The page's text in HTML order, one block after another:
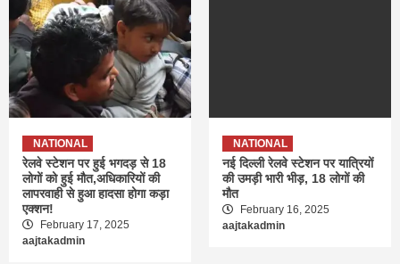
NATIONAL
रेलवे स्टेशन पर हुई भगदड़ से 18
लोगों को हुई मौत,अधिकारियों की
लापरवाही से हुआ हादसा होगा कड़ा
एक्शन!
February 17, 2025
aajtakadmin
NATIONAL
नई दिल्ली रेलवे स्टेशन पर यात्रियों
की उमड़ी भारी भीड़, 18 लोगों की
मौत
February 16, 2025
aajtakadmin